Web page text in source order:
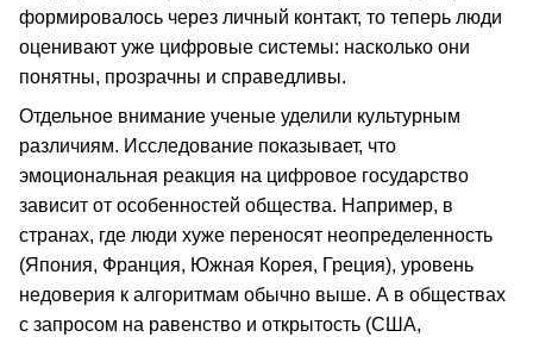
формировалось через личный контакт, то теперь люди
оценивают уже цифровые системы: насколько они
понятны, прозрачны и справедливы.
Отдельное внимание ученые уделили культурным
различиям. Исследование показывает, что
эмоциональная реакция на цифровое государство
зависит от особенностей общества. Например, в
странах, где люди хуже переносят неопределенность
(Япония, Франция, Южная Корея, Греция), уровень
недоверия к алгоритмам обычно выше. А в обществах
с запросом на равенство и открытость (США,